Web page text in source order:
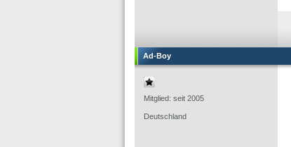
Ad-Boy
Mitglied: seit 2005
Deutschland